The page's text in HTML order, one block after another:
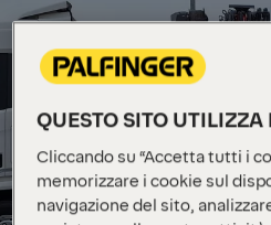
QUESTO SITO UTILIZZA
Cliccando su “Accetta tutti i
memorizzare i cookie sul
navigazione del sito,